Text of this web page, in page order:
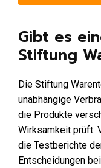
Gibt es
Stiftung
Die Stiftung
unabhängige
die Produkte
Wirksamkeit prüft.
die Testberichte
Entscheidungen